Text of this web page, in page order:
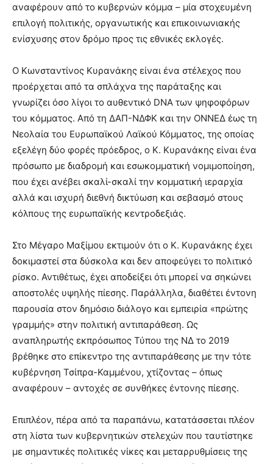
αναφέρουν από το κυβερνών κόμμα – μία στοχευμένη
επιλογή πολιτικής, οργανωτικής και επικοινωνιακής
ενίσχυσης στον δρόμο προς τις εθνικές εκλογές.
Ο Κωνσταντίνος Κυρανάκης είναι ένα στέλεχος που
προέρχεται από τα σπλάχνα της παράταξης και
γνωρίζει όσο λίγοι το αυθεντικό DNA των ψηφοφόρων
του κόμματος. Από τη ΔΑΠ-ΝΔΦΚ και την ΟΝΝΕΔ έως τη
Νεολαία του Ευρωπαϊκού Λαϊκού Κόμματος, της οποίας
εξελέγη δύο φορές πρόεδρος, ο Κ. Κυρανάκης είναι ένα
πρόσωπο με διαδρομή και εσωκομματική νομιμοποίηση,
που έχει ανέβει σκαλί-σκαλί την κομματική ιεραρχία
αλλά και ισχυρή διεθνή δικτύωση και σεβασμό στους
κόλπους της ευρωπαϊκής κεντροδεξιάς.
Στο Μέγαρο Μαξίμου εκτιμούν ότι ο Κ. Κυρανάκης έχει
δοκιμαστεί στα δύσκολα και δεν αποφεύγει το πολιτικό
ρίσκο. Αντιθέτως, έχει αποδείξει ότι μπορεί να σηκώνει
αποστολές υψηλής πίεσης. Παράλληλα, διαθέτει έντονη
παρουσία στον δημόσιο διάλογο και εμπειρία «πρώτης
γραμμής» στην πολιτική αντιπαράθεση. Ως
αναπληρωτής εκπρόσωπος Τύπου της ΝΔ το 2019
βρέθηκε στο επίκεντρο της αντιπαράθεσης με την τότε
κυβέρνηση Τσίπρα-Καμμένου, χτίζοντας – όπως
αναφέρουν – αντοχές σε συνθήκες έντονης πίεσης.
Επιπλέον, πέρα από τα παραπάνω, κατατάσσεται πλέον
στη λίστα των κυβερνητικών στελεχών που ταυτίστηκε
με σημαντικές πολιτικές νίκες και μεταρρυθμίσεις της